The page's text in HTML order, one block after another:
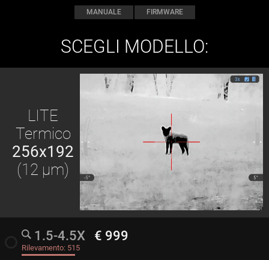
MANUALE FIRMWARE
SCEGLI MODELLO:
LITE
Termico
256x192
(12 μm)
1.5-4.5X € 999
Rilevamento: 515